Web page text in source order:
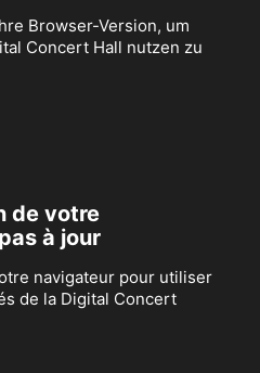
Browser-Version, um
Concert Hall nutzen zu
de votre
à jour
navigateur pour utiliser
de la Digital Concert